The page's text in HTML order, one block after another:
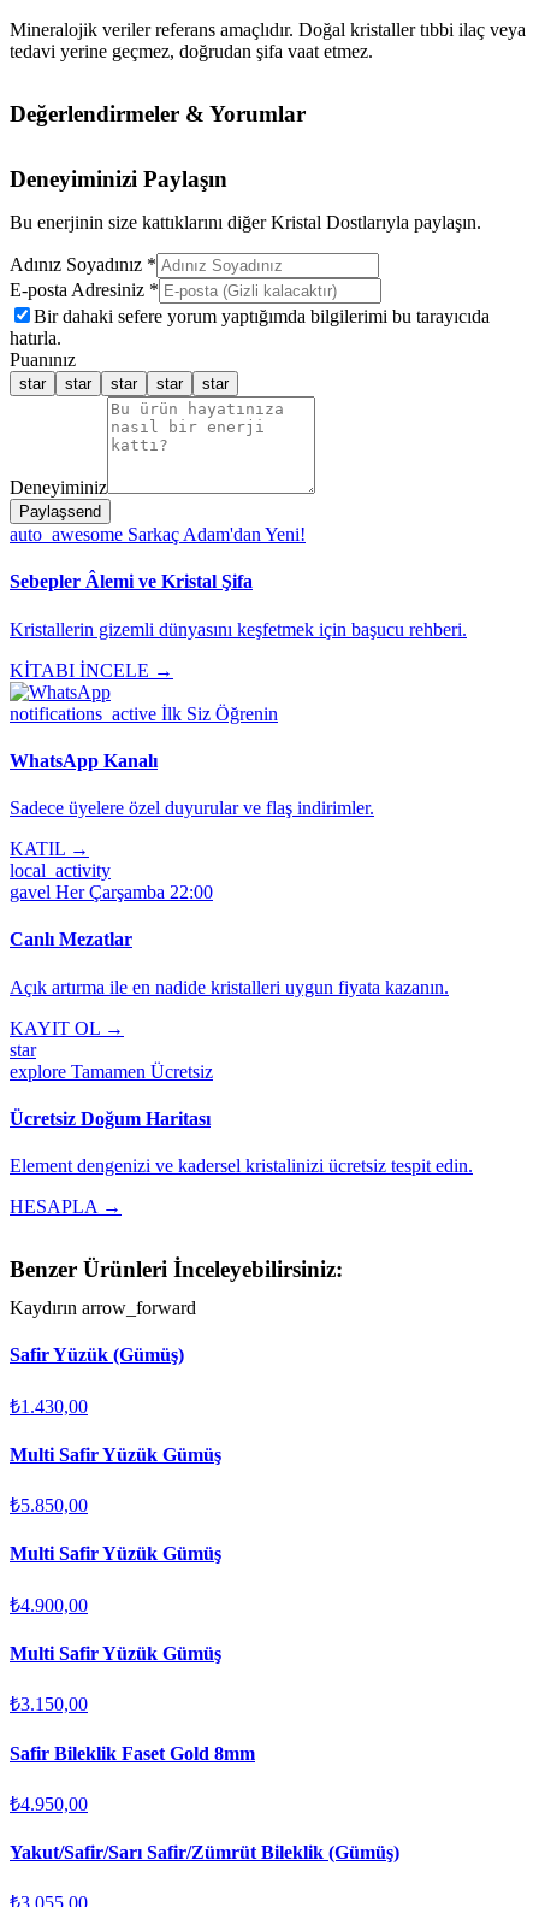
Mineralojik veriler referans amaçlıdır. Doğal kristaller tıbbi ilaç veya
tedavi yerine geçmez, doğrudan şifa vaat etmez.
Değerlendirmeler & Yorumlar
Deneyiminizi Paylaşın
Bu enerjinin size kattıklarını diğer Kristal Dostlarıyla paylaşın.
Adınız Soyadınız *
E-posta Adresiniz *
Bir dahaki sefere yorum yaptığımda bilgilerimi bu tarayıcıda
hatırla.
Puanınız
star star star star star
Deneyiminiz
Paylaşsend
auto_awesome Sarkaç Adam'dan Yeni!
Sebepler Âlemi ve Kristal Şifa
Kristallerin gizemli dünyasını keşfetmek için başucu rehberi.
KİTABI İNCELE →
notifications_active İlk Siz Öğrenin
WhatsApp Kanalı
Sadece üyelere özel duyurular ve flaş indirimler.
KATIL →
local_activity
gavel Her Çarşamba 22:00
Canlı Mezatlar
Açık artırma ile en nadide kristalleri uygun fiyata kazanın.
KAYIT OL →
star
explore Tamamen Ücretsiz
Ücretsiz Doğum Haritası
Element dengenizi ve kadersel kristalinizi ücretsiz tespit edin.
HESAPLA →
Benzer Ürünleri İnceleyebilirsiniz:
Kaydırın arrow_forward
Safir Yüzük (Gümüş)
₺1.430,00
Multi Safir Yüzük Gümüş
₺5.850,00
Multi Safir Yüzük Gümüş
₺4.900,00
Multi Safir Yüzük Gümüş
₺3.150,00
Safir Bileklik Faset Gold 8mm
₺4.950,00
Yakut/Safir/Sarı Safir/Zümrüt Bileklik (Gümüş)